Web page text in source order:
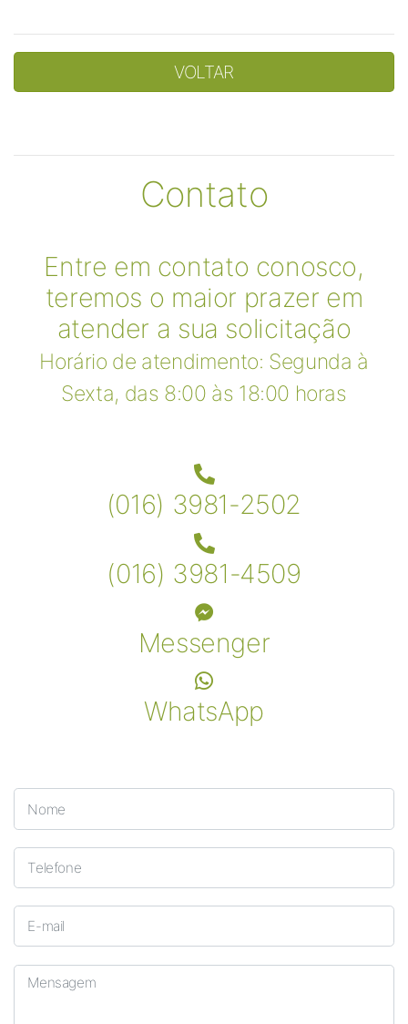
VOLTAR
Contato
Entre em contato conosco,
teremos o maior prazer em
atender a sua solicitação
Horário de atendimento: Segunda à
Sexta, das 8:00 às 18:00 horas
(016) 3981-2502
(016) 3981-4509
Messenger
WhatsApp